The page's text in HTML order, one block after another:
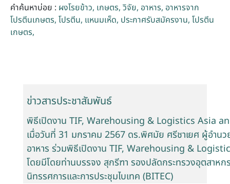
ระบบสารสนเทศ (ใน)
คำค้นหาบ่อย : ผงโรยข้าว เกษตร วิจัย อาหาร อาหารจาก
โปรตีนเกษตร โปรตีน แหนมเห็ด ประกาศรับสมัครงาน โปรตีน
เกษตร
ข่าวสารประชาสัมพันธ์
พิธีเปิดงาน TIF, Warehousing & Logistics Asia
เมื่อวันที่ 31 มกราคม 2567 ดร.พิศมัย ศรีชาเยศ ผู้อำ
อาหาร ร่วมพิธีเปิดงาน TIF, Warehousing &
โดยมีโดยท่านบรรจง สุกรีฑา รองปลัดกระทรวงอุตสาห
นิทรรศการและการประชุมไบเทค (BITEC)